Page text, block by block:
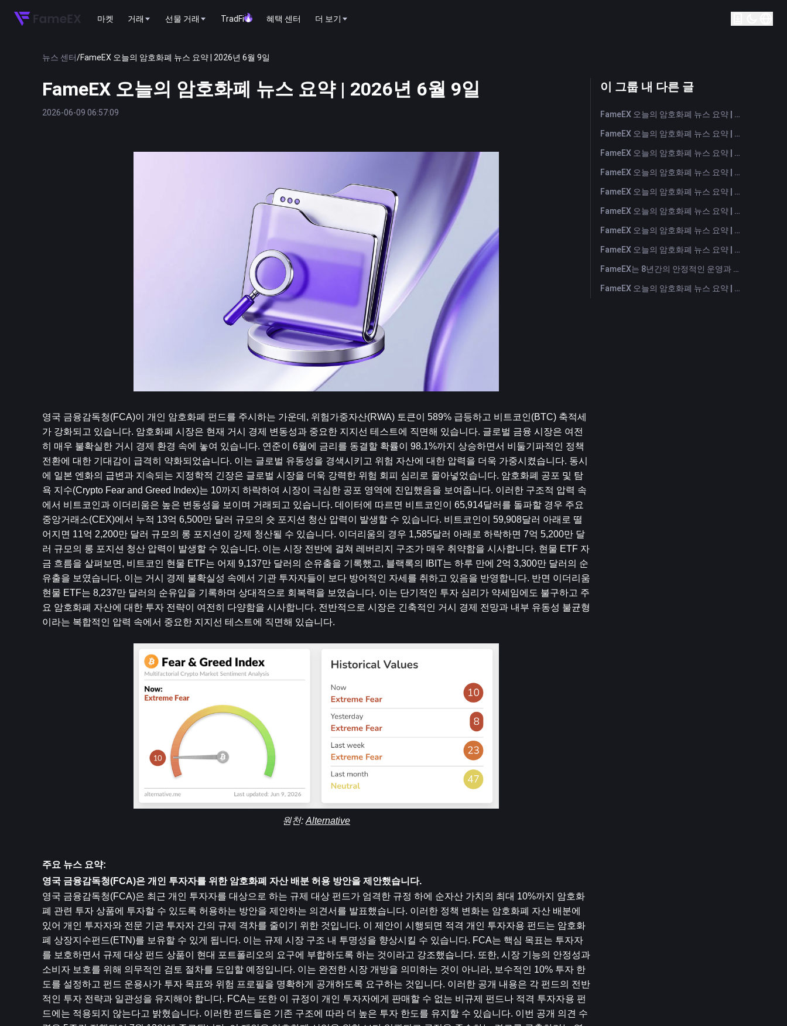
마켓 거래 선물 거래 TradFi 혜택 센터 더 보기
뉴스 센터/FameEX 오늘의 암호화폐 뉴스 요약 | 2026년 6월 9일
FameEX 오늘의 암호화폐 뉴스 요약 | 2026년 6월 9일
2026-06-09 06:57:09
영국 금융감독청(FCA)이 개인 암호화폐 펀드를 주시하는 가운데, 위험가중자산(RWA) 토큰이 589% 급등하고 비트코인(BTC) 축적세
가 강화되고 있습니다. 암호화폐 시장은 현재 거시 경제 변동성과 중요한 지지선 테스트에 직면해 있습니다. 글로벌 금융 시장은 여전
히 ​​매우 불확실한 거시 경제 환경 속에 놓여 있습니다. 연준이 6월에 금리를 동결할 확률이 98.1%까지 상승하면서 비둘기파적인 정책
전환에 대한 기대감이 급격히 약화되었습니다. 이는 글로벌 유동성을 경색시키고 위험 자산에 대한 압력을 더욱 가중시켰습니다. 동시
에 일본 엔화의 급변과 지속되는 지정학적 긴장은 글로벌 시장을 더욱 강력한 위험 회피 심리로 몰아넣었습니다. 암호화폐 공포 및 탐
욕 지수(Crypto Fear and Greed Index)는 10까지 하락하여 시장이 극심한 공포 영역에 진입했음을 보여줍니다. 이러한 구조적 압력 속
에서 비트코인과 이더리움은 높은 변동성을 보이며 거래되고 있습니다. 데이터에 따르면 비트코인이 65,914달러를 돌파할 경우 주요
중앙거래소(CEX)에서 누적 13억 6,500만 달러 규모의 숏 포지션 청산 압력이 발생할 수 있습니다. 비트코인이 59,908달러 아래로 떨
어지면 11억 2,200만 달러 규모의 롱 포지션이 강제 청산될 수 있습니다. 이더리움의 경우 1,585달러 아래로 하락하면 7억 5,200만 달
러 규모의 롱 포지션 청산 압력이 발생할 수 있습니다. 이는 시장 전반에 걸쳐 레버리지 구조가 매우 취약함을 시사합니다. 현물 ETF 자
금 흐름을 살펴보면, 비트코인 ​​현물 ETF는 어제 9,137만 달러의 순유출을 기록했고, 블랙록의 IBIT는 하루 만에 2억 3,300만 달러의 순
유출을 보였습니다. 이는 거시 경제 불확실성 속에서 기관 투자자들이 보다 방어적인 자세를 취하고 있음을 반영합니다. 반면 이더리움
현물 ETF는 8,237만 달러의 순유입을 기록하며 상대적으로 회복력을 보였습니다. 이는 단기적인 투자 심리가 약세임에도 불구하고 주
요 암호화폐 자산에 대한 투자 전략이 여전히 다양함을 시사합니다. 전반적으로 시장은 긴축적인 거시 경제 전망과 내부 유동성 불균형
이라는 복합적인 압력 속에서 중요한 지지선 테스트에 직면해 있습니다.
원천: Alternative
주요 뉴스 요약:
영국 금융감독청(FCA)은 개인 투자자를 위한 암호화폐 자산 배분 허용 방안을 제안했습니다.
영국 금융감독청(FCA)은 최근 개인 투자자를 대상으로 하는 규제 대상 펀드가 엄격한 규정 하에 순자산 가치의 최대 10%까지 암호화
폐 관련 투자 상품에 투자할 수 있도록 허용하는 방안을 제안하는 의견서를 발표했습니다. 이러한 정책 변화는 암호화폐 자산 배분에
있어 개인 투자자와 전문 기관 투자자 간의 규제 격차를 줄이기 위한 것입니다. 이 제안이 시행되면 적격 개인 투자자용 펀드는 암호화
폐 상장지수펀드(ETN)를 보유할 수 있게 됩니다. 이는 규제 시장 구조 내 투명성을 향상시킬 수 있습니다. FCA는 핵심 목표는 투자자
를 보호하면서 규제 대상 펀드 상품이 현대 포트폴리오의 요구에 부합하도록 하는 것이라고 강조했습니다. 또한, 시장 기능의 안정성과
소비자 보호를 위해 의무적인 검토 절차를 도입할 예정입니다. 이는 완전한 시장 개방을 의미하는 것이 아니라, 보수적인 10% 투자 한
도를 설정하고 펀드 운용사가 투자 목표와 위험 프로필을 명확하게 공개하도록 요구하는 것입니다. 이러한 공개 내용은 각 펀드의 전반
적인 투자 전략과 일관성을 유지해야 합니다. FCA는 또한 이 규정이 개인 투자자에게 판매할 수 없는 비규제 펀드나 적격 투자자용 펀
드에는 적용되지 않는다고 밝혔습니다. 이러한 펀드들은 기존 구조에 따라 더 높은 투자 한도를 유지할 수 있습니다. 이번 공개 의견 수
이 그룹 내 다른 글
FameEX 오늘의 암호화폐 뉴스 요약 | 2026년 8월 7일
FameEX 오늘의 암호화폐 뉴스 요약 | 2026년 8월 6일
FameEX 오늘의 암호화폐 뉴스 요약 | 2026년 8월 5일
FameEX 오늘의 암호화폐 뉴스 요약 | 2026년 8월 4일
FameEX 오늘의 암호화폐 뉴스 요약 | 2026년 8월 3일
FameEX 오늘의 암호화폐 뉴스 요약 | 2026년 7월 31일
FameEX 오늘의 암호화폐 뉴스 요약 | 2026년 7월 30일
FameEX 오늘의 암호화폐 뉴스 요약 | 2026년 7월 29일
FameEX는 8년간의 안정적인 운영과 글로벌 성장을 통해 사용자 신뢰를 더욱 강화했습니다
FameEX 오늘의 암호화폐 뉴스 요약 | 2026년 7월 28일